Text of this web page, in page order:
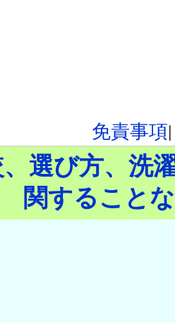
免責事項
選び方、洗
関すること